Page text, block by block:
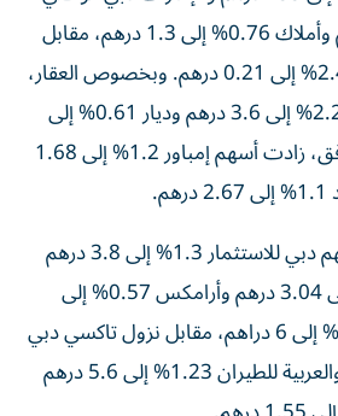
0.06% إلى 30.8 درهم وأملاك 0.76% إلى 1.3 درهم، مقابل
ارتفاع شعاع كابيتال 2.43% إلى 0.21 درهم. وبخصوص العقار،
ارتفعت أسهم تيكوم 2.27% إلى 3.6 درهم وديار 0.61% إلى
0.82 درهم. وفي المرافق، زادت أسهم إمباور 1.2% إلى 1.68
زادت في الصناعة، أسهم دبي للاستثمار 1.3% إلى 3.8 درهم
واتحاد إنيرجي 0.6% إلى 3.04 درهم وأرامكس 0.57% إلى
1.78 درهم وباركن 0.5% إلى 6 دراهم، مقابل نزول تاكسي دبي
2.1% إلى 2.33 درهم والعربية للطيران 1.23% إلى 5.6 درهم